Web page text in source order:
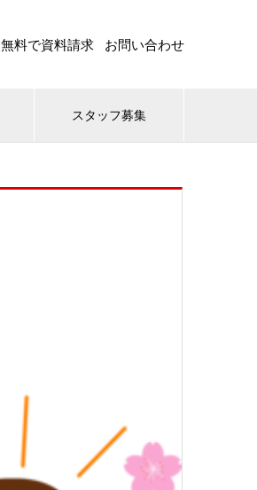
無料で資料請求 お問い合わせ
スタッフ募集